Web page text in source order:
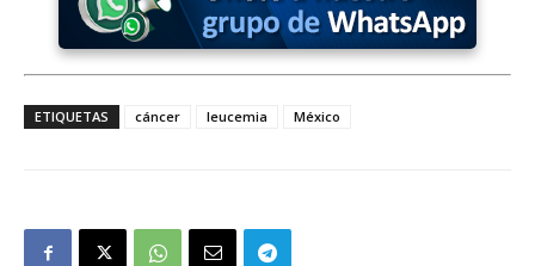
ETIQUETAS cáncer leucemia México